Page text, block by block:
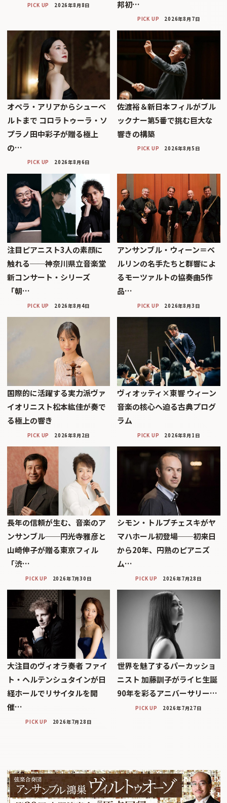
PICK UP 2026年8月8日 邦初…
PICK UP 2026年8月7日
オペラ・アリアからシューベ
ルトまで コロラトゥーラ・ソ
プラノ田中彩子が贈る極上
の…
PICK UP 2026年8月6日
佐渡裕＆新日本フィルがブル
ックナー第5番で挑む巨大な
響きの構築
PICK UP 2026年8月5日
注目ピアニスト3人の素顔に
触れる──神奈川県立音楽堂
新コンサート・シリーズ
「朝…
PICK UP 2026年8月4日
アンサンブル・ウィーン＝ベ
ルリンの名手たちと群響によ
るモーツァルトの協奏曲5作
品…
PICK UP 2026年8月3日
国際的に活躍する実力派ヴァ
イオリニスト松本紘佳が奏で
る極上の響き
PICK UP 2026年8月2日
ヴィオッティ×東響 ウィーン
音楽の核心へ迫る古典プログ
ラム
PICK UP 2026年8月1日
長年の信頼が生む、音楽のア
ンサンブル──円光寺雅彦と
山崎伸子が贈る東京フィル
「渋…
PICK UP 2026年7月30日
シモン・トルプチェスキがヤ
マハホール初登場──初来日
から20年、円熟のピアニズ
ム…
PICK UP 2026年7月28日
大注目のヴィオラ奏者 ファイ
ト・ヘルテンシュタインが日
経ホールでリサイタルを開
催…
PICK UP 2026年7月28日
世界を魅了するパーカッショ
ニスト 加藤訓子がライヒ生誕
90年を彩るアニバーサリー…
PICK UP 2026年7月27日